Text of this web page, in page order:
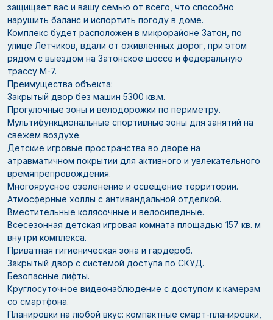
защищает вас и вашу семью от всего, что способно
нарушить баланс и испортить погоду в доме.
Комплекс будет расположен в микрорайоне Затон, по
улице Летчиков, вдали от оживленных дорог, при этом
рядом с выездом на Затонское шоссе и федеральную
трассу М-7.
Преимущества объекта:
Закрытый двор без машин 5300 кв.м.
Прогулочные зоны и велодорожки по периметру.
Мультифункциональные спортивные зоны для занятий на
свежем воздухе.
Детские игровые пространства во дворе на
атравматичном покрытии для активного и увлекательного
времяпрепровождения.
Многоярусное озеленение и освещение территории.
Атмосферные холлы с антивандальной отделкой.
Вместительные колясочные и велосипедные.
Всесезонная детская игровая комната площадью 157 кв. м
внутри комплекса.
Приватная гигиеническая зона и гардероб.
Закрытый двор с системой доступа по СКУД.
Безопасные лифты.
Круглосуточное видеонаблюдение с доступом к камерам
со смартфона.
Планировки на любой вкус: компактные смарт-планировки,